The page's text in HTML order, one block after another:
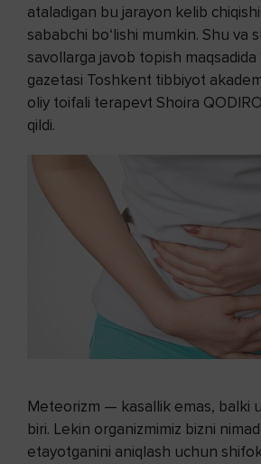
ataladigan bu jarayon kelib
sababchi bo‘lishi mumkin. Shu va
savollarga javob topish maqsadida
gazetasi Toshkent tibbiyot
oliy toifali terapevt Shoira
qildi.
Meteorizm — kasallik emas, balki
biri. Lekin organizmimiz bizni
etayotganini aniqlash uchun